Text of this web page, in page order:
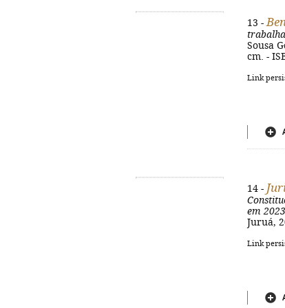
13 -
Sousa
cm. -
Link
14 -
em 2023
Juruá,
Link